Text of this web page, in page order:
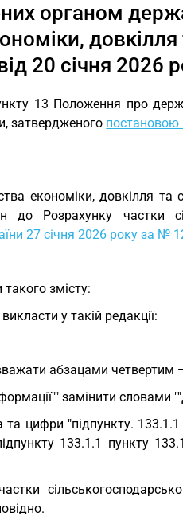
органом
20 січня 2026
13 Положення про
затвердженого постановою
економіки, довкілля та
частки
27 січня 2026 року за №
змісту:
у такій редакції:
абзацами четвертим
замінити словами
цифри "підпункту.
133.1.1 пункту